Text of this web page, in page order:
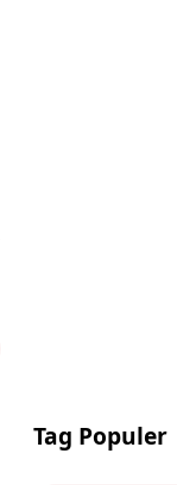
Tag Populer